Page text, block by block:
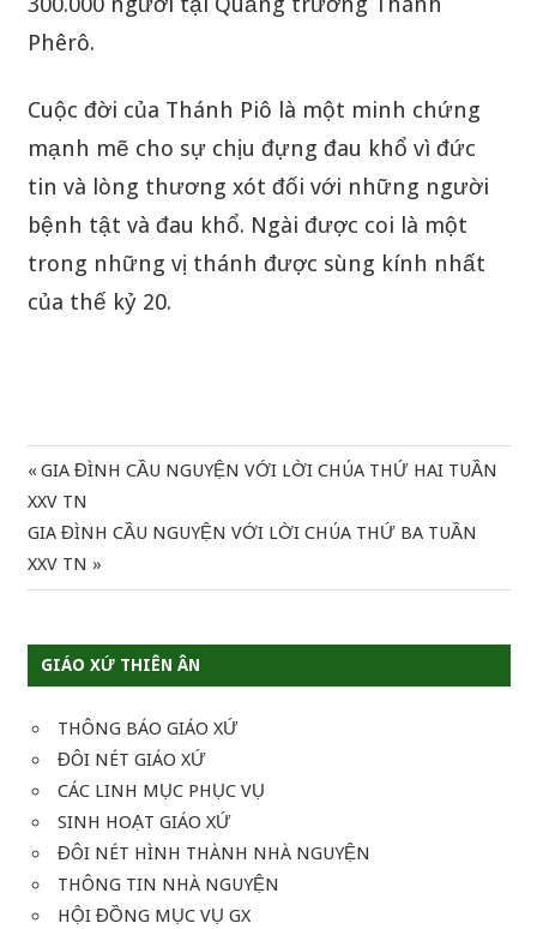
GIÁO XỨ THIÊN ÂN
THÔNG BÁO GIÁO XỨ
ĐÔI NÉT GIÁO XỨ
CÁC LINH MỤC PHỤC VỤ
SINH HOẠT GIÁO XỨ
ĐÔI NÉT HÌNH THÀNH NHÀ NGUYỆN
THÔNG TIN NHÀ NGUYỆN
HỘI ĐỒNG MỤC VỤ GX
Phêrô.
Cuộc đời của Thánh Piô là một minh chứng
mạnh mẽ cho sự chịu đựng đau khổ vì đức
tin và lòng thương xót đối với những người
bệnh tật và đau khổ. Ngài được coi là một
trong những vị thánh được sùng kính nhất
của thế kỷ 20.
Điều
hướng
bài
Previous
Post:
GIA ĐÌNH CẦU NGUYỆN VỚI LỜI CHÚA THỨ HAI TUẦN
XXV TN
Next
Post:
GIA ĐÌNH CẦU NGUYỆN VỚI LỜI CHÚA THỨ BA TUẦN
XXV TN